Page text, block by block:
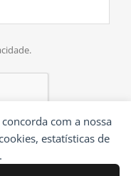
com a nossa
estatísticas de